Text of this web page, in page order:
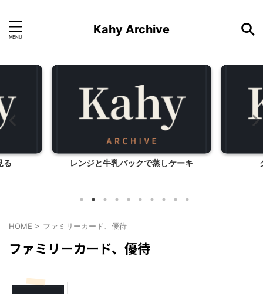
Kahy Archive
る レンジと牛乳パックで蒸しケーキ
HOME > ファミリーカード、優待
ファミリーカード、優待